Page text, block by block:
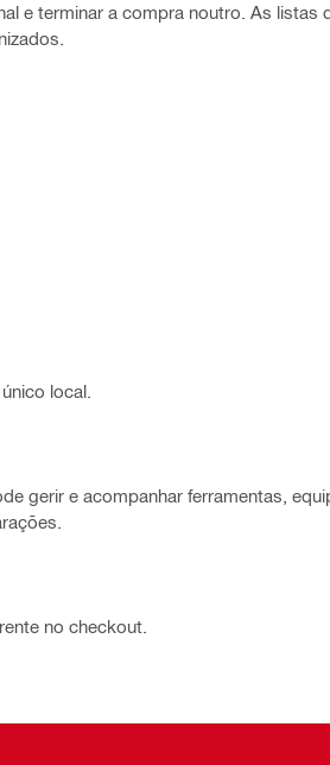
e terminar a compra noutro. As listas
local.
gerir e acompanhar ferramentas,
no checkout.